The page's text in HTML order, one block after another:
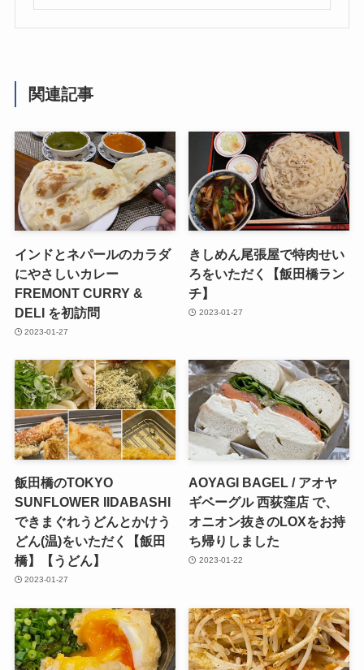
関連記事
インドとネパールのカラダ
にやさしいカレー
FREMONT CURRY &
DELI を初訪問
2023-01-27
きしめん尾張屋で特肉せい
ろをいただく【飯田橋ラン
チ】
2023-01-27
飯田橋のTOKYO
SUNFLOWER IIDABASHI
できまぐれうどんとかけう
どん(温)をいただく【飯田
橋】【うどん】
2023-01-27
AOYAGI BAGEL / アオヤ
ギベーグル 西荻窪店 で、
オニオン抜きのLOXをお持
ち帰りしました
2023-01-22